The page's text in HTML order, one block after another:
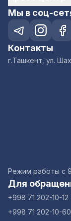
Мы в соц-
Контакты
г.Ташкент, ул.
Режим работы с
Для
+998 71 202-10-12
+998 71 202-10-60